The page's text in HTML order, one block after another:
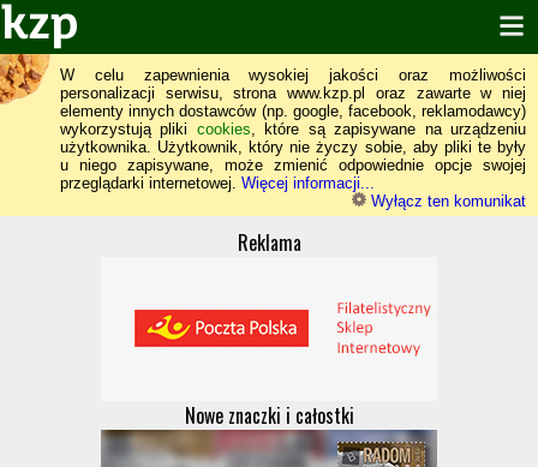
W celu zapewnienia wysokiej jakości oraz możliwości
personalizacji serwisu, strona www.kzp.pl oraz zawarte w niej
elementy innych dostawców (np. google, facebook, reklamodawcy)
wykorzystują pliki cookies, które są zapisywane na urządzeniu
użytkownika. Użytkownik, który nie życzy sobie, aby pliki te były
u niego zapisywane, może zmienić odpowiednie opcje swojej
przeglądarki internetowej. Więcej informacji...
Wyłącz ten komunikat
Reklama
Nowe znaczki i całostki